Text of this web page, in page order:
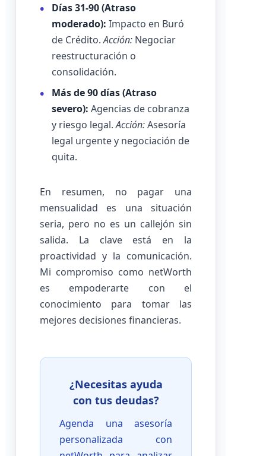
Días 31-90 (Atraso
moderado): Impacto en Buró
de Crédito.Acción: Negociar
reestructuración o
consolidación.
Más de 90 días (Atraso
severo): Agencias de cobranza
y riesgo legal.Acción:Asesoría
legal urgente y negociación de
quita.
En resumen, no pagar una
mensualidad es una situación
seria, pero no es un callejón sin
salida. La clave está en la
proactividad y la comunicación.
Mi compromiso como netWorth
es empoderarte con el
conocimiento para tomar las
mejores decisiones financieras.
¿Necesitas ayuda
con tus deudas?
Agenda una asesoría
personalizada con